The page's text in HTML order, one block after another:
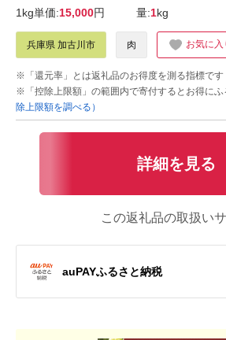
1kg単価:15,000円 量:1kg
兵庫県 加古川市 肉 お気に入
※「還元率」とは返礼品のお得度を測る指標です
※「控除上限額」の範囲内で寄付するとお得にふ
除上限額を調べる）
詳細を見る
この返礼品の取扱い
auPAYふるさと納税